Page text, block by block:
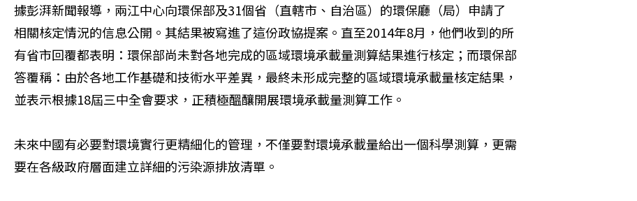
據彭湃新聞報導，兩江中心向環保部及31個省（直轄市、自治區）的環保廳（局）申請了
相關核定情況的信息公開。其結果被寫進了這份政協提案。直至2014年8月，他們收到的所
有省市回覆都表明：環保部尚未對各地完成的區域環境承載量測算結果進行核定；而環保部
答覆稱：由於各地工作基礎和技術水平差異，最終未形成完整的區域環境承載量核定結果，
並表示根據18屆三中全會要求，正積極醞釀開展環境承載量測算工作。
未來中國有必要對環境實行更精​​細化的管理，不僅要對環境承載量給出一個科學測算，更需
要在各級政府層面建立詳細的污染源排放清單。